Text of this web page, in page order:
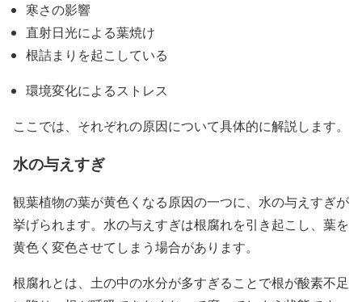
寒さの影響
直射日光による葉焼け
根詰まりを起こしている
環境変化によるストレス
ここでは、それぞれの原因について具体的に解説します。
水の与えすぎ
観葉植物の葉が黄色くなる原因の一つに、水の与えすぎが
挙げられます。水の与えすぎは根腐れを引き起こし、葉を
黄色く変色させてしまう場合があります。
根腐れとは、土の中の水分が多すぎることで根が酸素不足